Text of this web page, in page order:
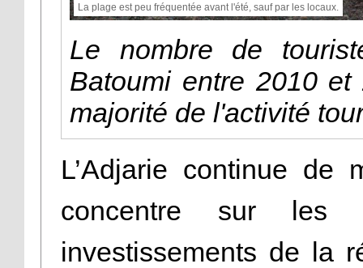
La plage est peu fréquentée avant l'été, sauf par les locaux.
Le nombre de
Batoumi entre 2010
majorité de l'activité
L’Adjarie continue
concentre sur
investissements de la